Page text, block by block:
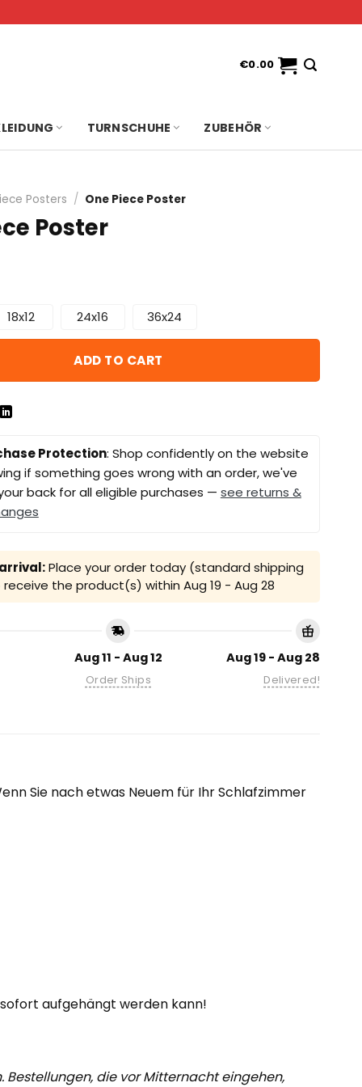
€0.00
TURNSCHUHE ZUBEHÖR
Posters / One Piece Poster
Poster
18x12 24x16 36x24
ADD TO CART
Protection: Shop confidently on the website
if something goes wrong with an order, we've
back for all eligible purchases — see returns &
Place your order today (standard shipping
the product(s) within Aug 19 - Aug 28
Aug 11 - Aug 12
Order Ships
Aug 19 - Aug 28
Delivered!
Sie nach etwas Neuem für Ihr Schlafzimmer
aufgehängt werden kann!
die vor Mitternacht eingehen,